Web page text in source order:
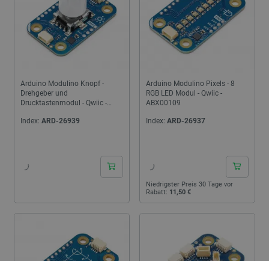
Arduino Modulino Knopf -
Drehgeber und
Drucktastenmodul - Qwiic -
Index: ARD-26939
Arduino Modulino Pixels - 8
RGB LED Modul - Qwiic -
ABX00109
Index: ARD-26937
Niedrigster Preis 30 Tage vor
Rabatt: 11,50 €